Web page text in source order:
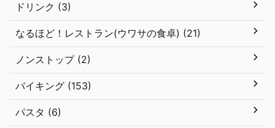
ドリンク (3)
なるほど！レストラン(ウワサの食卓) (21)
ノンストップ (2)
バイキング (153)
パスタ (6)